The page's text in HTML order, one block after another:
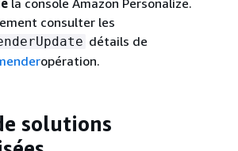
la console Amazon Personalize.
consulter les
détails de
opération.
solutions